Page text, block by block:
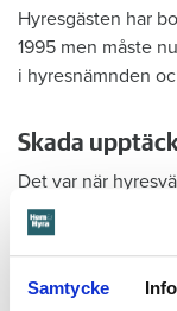
Samtycke
Hyresgästen har
1995 men måste
i hyresnämnden
Skada
Det var när
duschmunstycke
plastmattan på
badrummet. Då